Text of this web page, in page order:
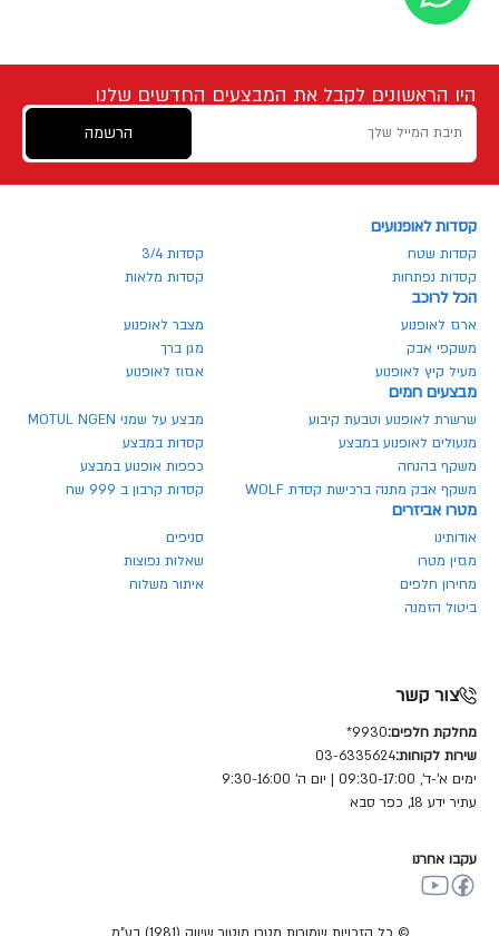
היו הראשונים לקבל את המבצעים החדשים שלנו
הרשמה
קסדות לאופנועים
קסדות שטח
קסדות 3/4
קסדות נפתחות
קסדות מלאות
הכל לרוכב
ארגז לאופנוע
מצבר לאופנוע
משקפי אבק
מגן ברך
מעיל קיץ לאופנוע
אגזוז לאופנוע
מבצעים חמים
שרשרת לאופנוע וטבעת קיבוע
מבצע על שמני MOTUL NGEN
מנעולים לאופנוע במבצע
קסדות במבצע
משקף בהנחה
כפפות אופנוע במבצע
משקף אבק מתנה ברכישת קסדת WOLF
קסדות קרבון ב 999 שח
מטרו אביזרים
אודותינו
סניפים
מגזין מטרו
שאלות נפוצות
מחירון חלפים
איתור משלוח
ביטול הזמנה
צור קשר
מחלקת חלפים:9930*
שירות לקוחות:03-6335624
ימים א'-ד', 09:30-17:00 | יום ה' 9:30-16:00
עתיר ידע 18, כפר סבא
עקבו אחרנו
© כל הזכויות שמורות מטרו מוטור שיווק (1981) בע"מ